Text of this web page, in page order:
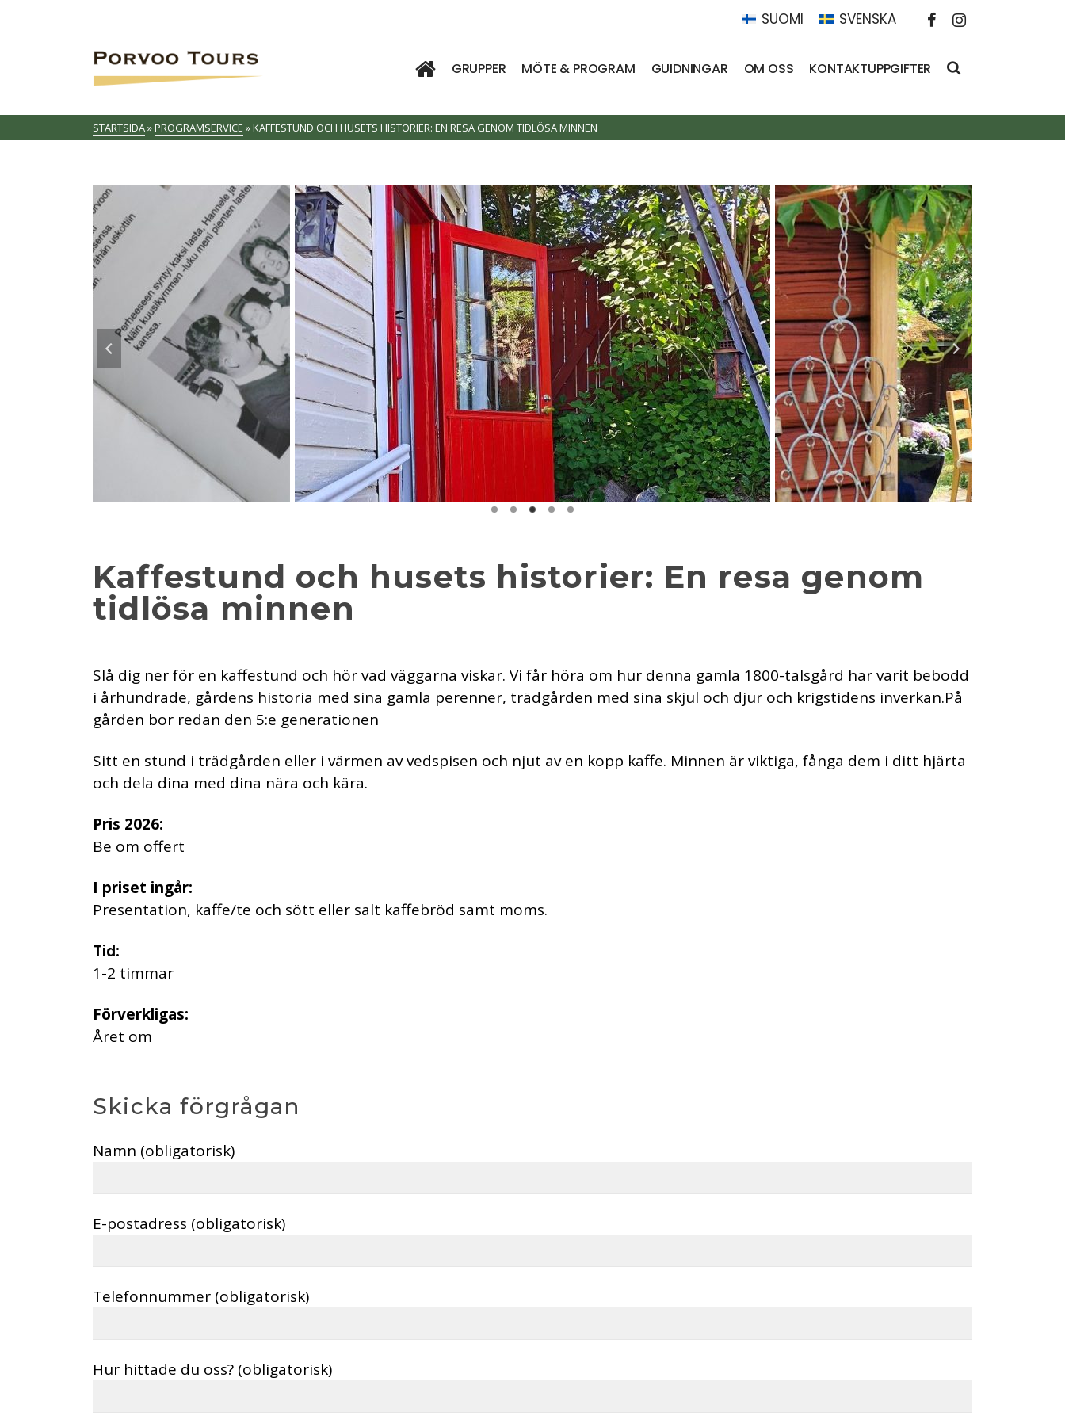
SUOMI SVENSKA
GRUPPER MÖTE & PROGRAM GUIDNINGAR OM OSS KONTAKTUPPGIFTER
STARTSIDA»PROGRAMSERVICE »KAFFESTUND OCH HUSETS HISTORIER: EN RESA GENOM TIDLÖSA MINNEN
Kaffestund och husets historier: En resa genom
tidlösa minnen
Slå dig ner för en kaffestund och hör vad väggarna viskar. Vi får höra om hur denna gamla 1800-talsgård har varit bebodd
i århundrade, gårdens historia med sina gamla perenner, trädgården med sina skjul och djur och krigstidens inverkan.På
gården bor redan den 5:e generationen
Sitt en stund i trädgården eller i värmen av vedspisen och njut av en kopp kaffe. Minnen är viktiga, fånga dem i ditt hjärta
och dela dina med dina nära och kära.
Pris 2026:
Be om offert
I priset ingår:
Presentation, kaffe/te och sött eller salt kaffebröd samt moms.
Tid:
1-2 timmar
Förverkligas:
Året om
Skicka förgrågan
Namn (obligatorisk)
E-postadress (obligatorisk)
Telefonnummer (obligatorisk)
Hur hittade du oss? (obligatorisk)